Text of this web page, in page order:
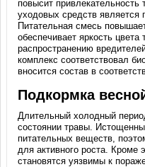
повысит
уходовых средств является
Питательная смесь
обеспечивает яркость цвета
распространению
комплекс соответствовал
вносится состав в
Подкормка
Длительный холодный
состоянии травы.
питательных веществ,
для активного роста. Кроме
становятся уязвимы к